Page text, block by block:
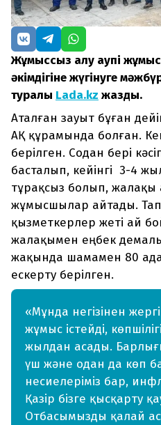
Жұмыссыз қалу қаупі
әкімдігіне жүгінуге
туралы Lada.kz жазды.
Аталған зауыт бұған
АҚ құрамында болған.
берілген. Содан бері
басталып, кейінгі 3-4
тұрақсыз болып, жалақы
жұмысшылар айтады.
қызметкерлер жеті ай
жалақымен еңбек
жақында шамамен 80
ескерту берілген.
«Мұнда негізінен
жұмыс істейді,
жылдан асады.
үш және одан да көп
несиелеріміз бар,
Қазір бізге қысқарту
Отбасымызды қалай